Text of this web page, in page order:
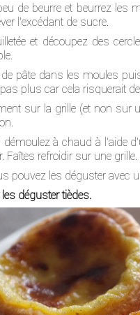
de beurre et beurrez les
l'excédant de sucre.
et découpez des
pâte dans les moules
plus car cela risquerait
sur la grille (et non
à chaud à l'aide
Faîtes refroidir sur une grille.
pouvez les déguster avec
déguster tièdes.